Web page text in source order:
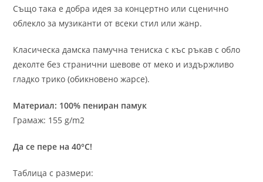
Също така е добра идея за концертно или сценично
облекло за музиканти от всеки стил или жанр.
Класическа дамска памучна тениска с къс ръкав с обло
деколте без странични шевове от меко и издържливо
гладко трико (обикновено жарсе).
Материал: 100% пениран памук
Грамаж: 155 g/m2
Да се пере на 40°C!
Таблица с размери: